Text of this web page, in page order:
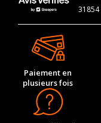
Paiement en
plusieurs fois